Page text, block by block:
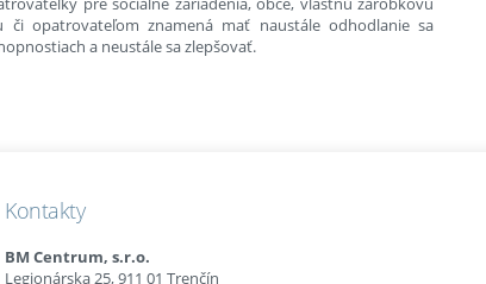
opatrovateľom znamená mať naustále odhodlanie sa
a neustále sa zlepšovať.
Kontakty
BM Centrum, s.r.o.
Legionárska 25, 911 01 Trenčín